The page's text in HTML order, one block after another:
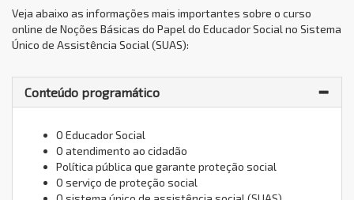
Veja abaixo as informações mais importantes sobre o curso
online de Noções Básicas do Papel do Educador Social no Sistema
Único de Assistência Social (SUAS):
Conteúdo programático
O Educador Social
O atendimento ao cidadão
Política pública que garante proteção social
O serviço de proteção social